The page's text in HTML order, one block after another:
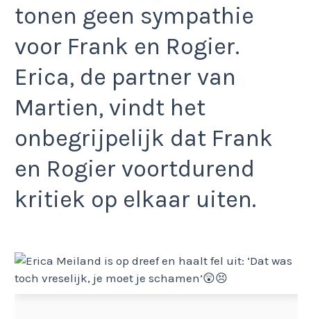
tonen geen sympathie
voor Frank en Rogier.
Erica, de partner van
Martien, vindt het
onbegrijpelijk dat Frank
en Rogier voortdurend
kritiek op elkaar uiten.